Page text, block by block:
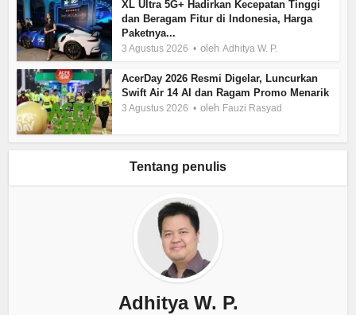
XL Ultra 5G+ Hadirkan Kecepatan Tinggi
dan Beragam Fitur di Indonesia, Harga
Paketnya...
3 Agustus 2026 olehAdhitya W. P.
AcerDay 2026 Resmi Digelar, Luncurkan
Swift Air 14 AI dan Ragam Promo Menarik
3 Agustus 2026 oleh Fauzi Rasyad
Tentang penulis
Adhitya W. P.